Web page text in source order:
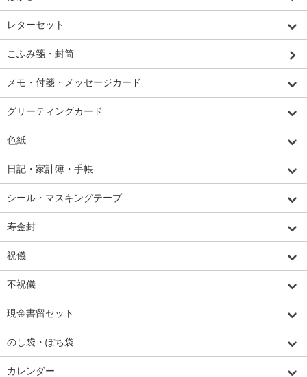
レターセット
こふみ箋・封筒
メモ・付箋・メッセージカード
グリーティングカード
色紙
日記・家計簿・手帳
シール・マスキングテープ
寿金封
祝儀
不祝儀
現金書留セット
のし袋・ぽち袋
カレンダー